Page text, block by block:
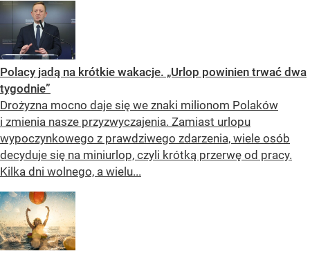
Polacy jadą na krótkie wakacje. „Urlop powinien trwać dwa
tygodnie”
Drożyzna mocno daje się we znaki milionom Polaków
i zmienia nasze przyzwyczajenia. Zamiast urlopu
wypoczynkowego z prawdziwego zdarzenia, wiele osób
decyduje się na miniurlop, czyli krótką przerwę od pracy.
Kilka dni wolnego, a wielu...